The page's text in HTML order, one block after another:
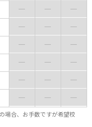
場合、お手数ですが希望校